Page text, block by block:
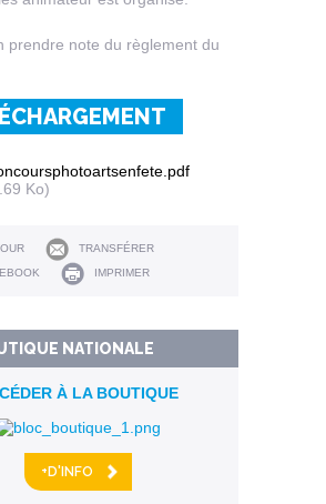
prendre note du règlement du
Ko)
TRANSFÉRER
IMPRIMER
NATIONALE
À LA BOUTIQUE
+D'INFO